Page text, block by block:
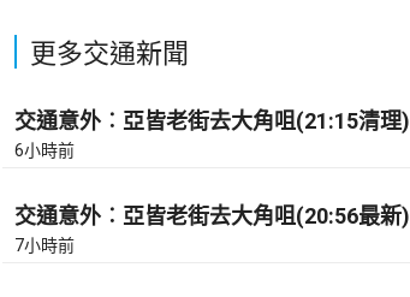
更多交通新聞
交通意外︰亞皆老街去大角咀(21:15清理)
6小時前
交通意外︰亞皆老街去大角咀(20:56最新)
7小時前